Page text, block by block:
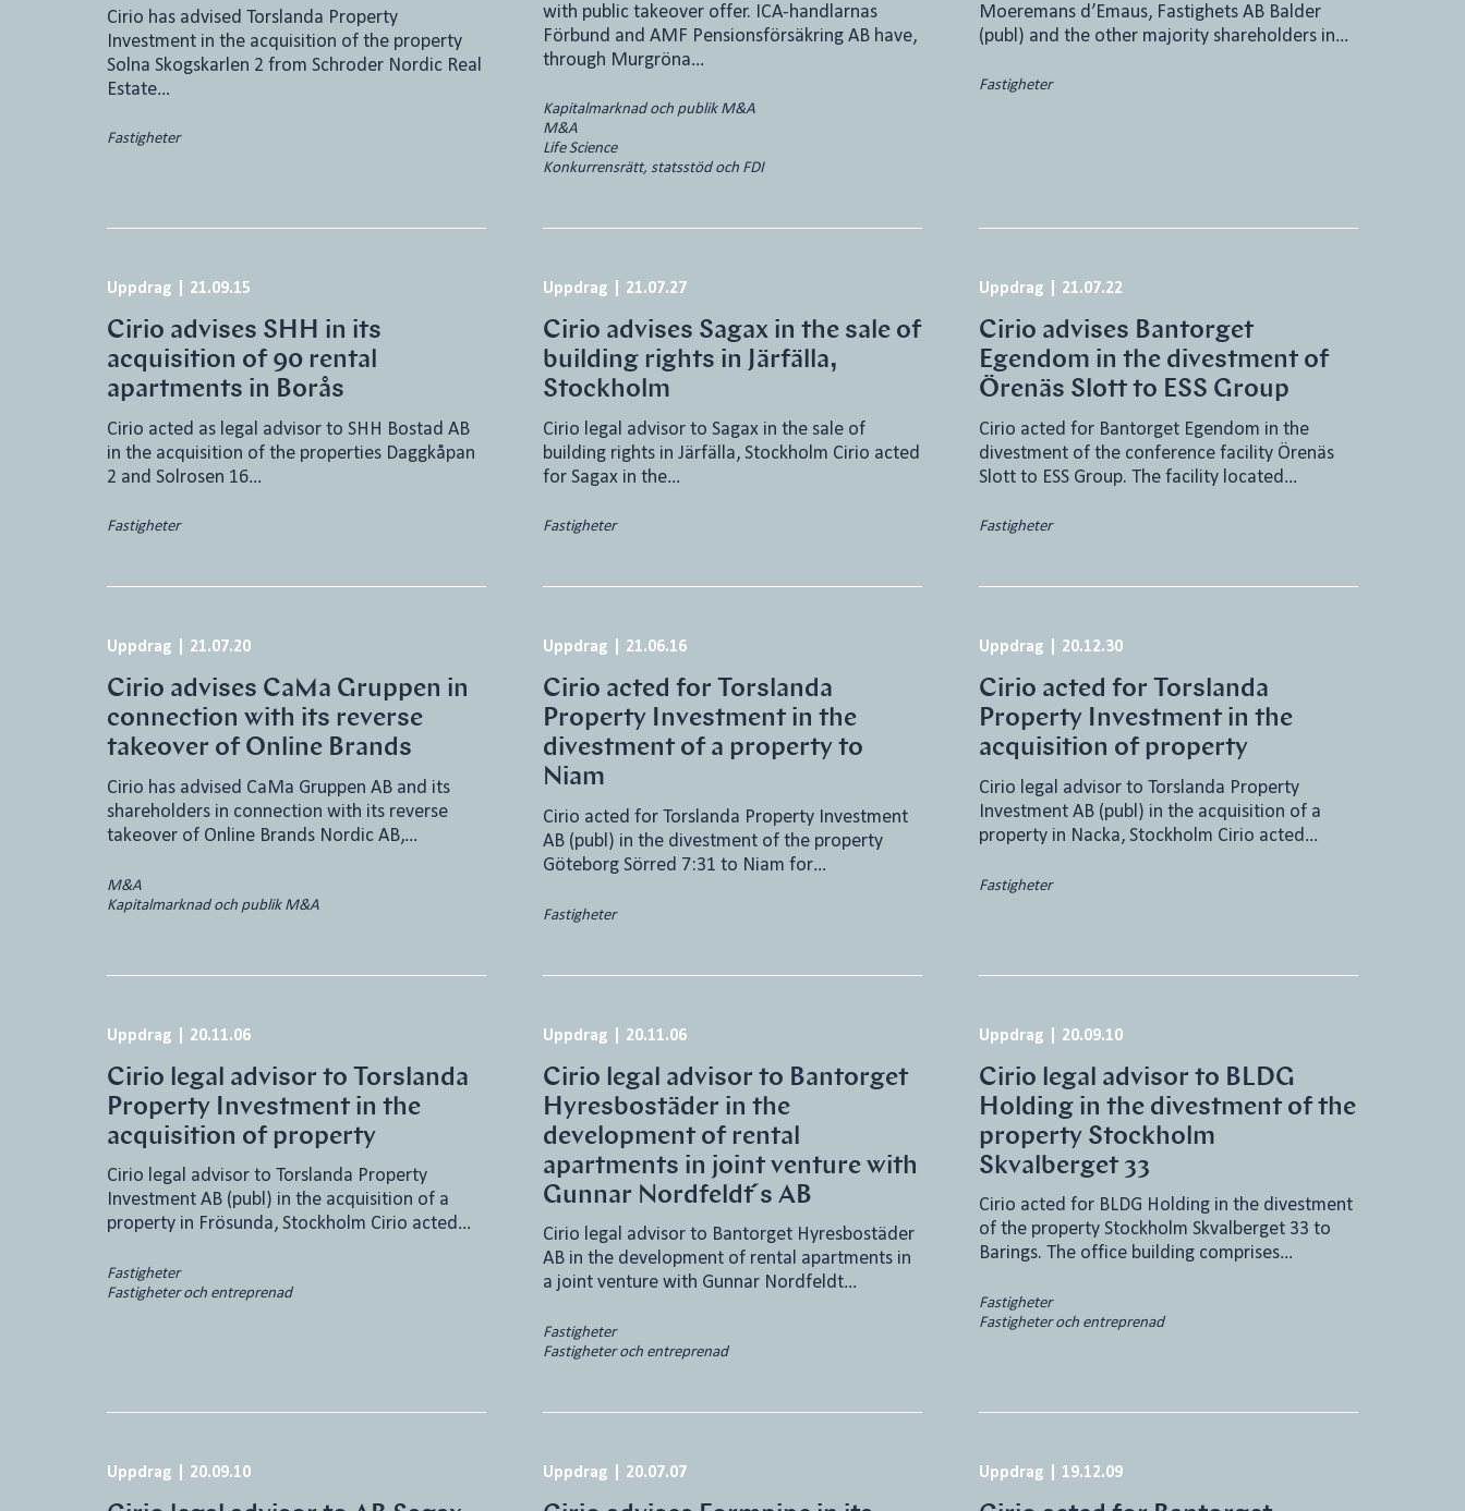
Cirio has advised Torslanda Property
Investment in the acquisition of the property
Solna Skogskarlen 2 from Schroder Nordic Real
Estate…
Fastigheter
with public takeover offer. ICA-handlarnas
Förbund and AMF Pensionsförsäkring AB have,
through Murgröna…
Kapitalmarknad och publik M&A
M&A
Life Science
Konkurrensrätt, statsstöd och FDI
Moeremans d’Emaus, Fastighets AB Balder
(publ) and the other majority shareholders in…
Fastigheter
Uppdrag 21.09.15
Cirio advises SHH in its
acquisition of 90 rental
apartments in Borås
Cirio acted as legal advisor to SHH Bostad AB
in the acquisition of the properties Daggkåpan
2 and Solrosen 16…
Fastigheter
Uppdrag 21.07.27
Cirio advises Sagax in the sale of
building rights in Järfälla,
Stockholm
Cirio legal advisor to Sagax in the sale of
building rights in Järfälla, Stockholm Cirio acted
for Sagax in the…
Fastigheter
Uppdrag 21.07.22
Cirio advises Bantorget
Egendom in the divestment of
Örenäs Slott to ESS Group
Cirio acted for Bantorget Egendom in the
divestment of the conference facility Örenäs
Slott to ESS Group. The facility located…
Fastigheter
Uppdrag 21.07.20
Cirio advises CaMa Gruppen in
connection with its reverse
takeover of Online Brands
Cirio has advised CaMa Gruppen AB and its
shareholders in connection with its reverse
takeover of Online Brands Nordic AB,…
M&A
Kapitalmarknad och publik M&A
Uppdrag 21.06.16
Cirio acted for Torslanda
Property Investment in the
divestment of a property to
Niam
Cirio acted for Torslanda Property Investment
AB (publ) in the divestment of the property
Göteborg Sörred 7:31 to Niam for…
Fastigheter
Uppdrag 20.12.30
Cirio acted for Torslanda
Property Investment in the
acquisition of property
Cirio legal advisor to Torslanda Property
Investment AB (publ) in the acquisition of a
property in Nacka, Stockholm Cirio acted…
Fastigheter
Uppdrag 20.11.06
Cirio legal advisor to Torslanda
Property Investment in the
acquisition of property
Cirio legal advisor to Torslanda Property
Investment AB (publ) in the acquisition of a
property in Frösunda, Stockholm Cirio acted…
Fastigheter
Fastigheter och entreprenad
Uppdrag 20.11.06
Cirio legal advisor to Bantorget
Hyresbostäder in the
development of rental
apartments in joint venture with
Gunnar Nordfeldt ́s AB
Cirio legal advisor to Bantorget Hyresbostäder
AB in the development of rental apartments in
a joint venture with Gunnar Nordfeldt…
Fastigheter
Fastigheter och entreprenad
Uppdrag 20.09.10
Cirio legal advisor to BLDG
Holding in the divestment of the
property Stockholm
Skvalberget 33
Cirio acted for BLDG Holding in the divestment
of the property Stockholm Skvalberget 33 to
Barings. The office building comprises…
Fastigheter
Fastigheter och entreprenad
Uppdrag 20.09.10 Uppdrag 20.07.07 Uppdrag 19.12.09